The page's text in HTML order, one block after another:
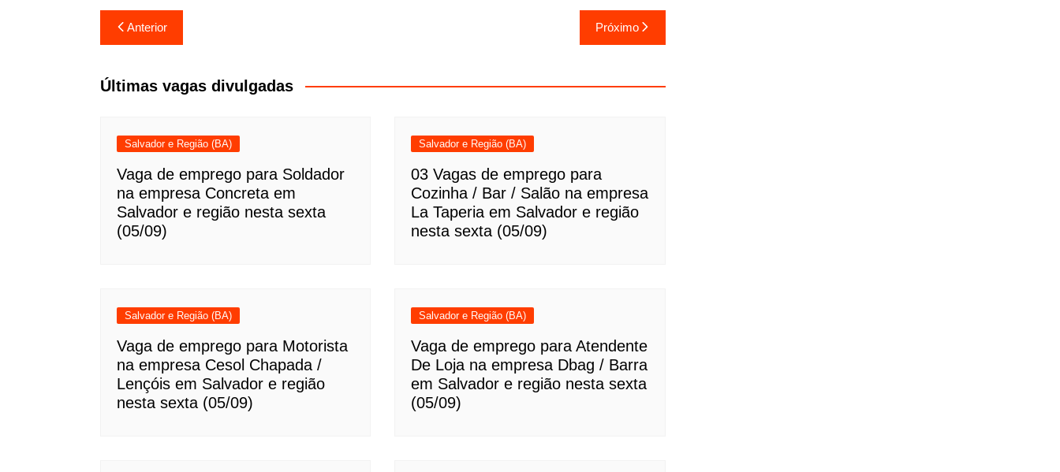
Navegação
de
Post
Anterior Próximo
Últimas vagas divulgadas
Salvador e Região (BA)
Vaga de emprego para Soldador
na empresa Concreta em
Salvador e região nesta sexta
(05/09)
Salvador e Região (BA)
03 Vagas de emprego para
Cozinha / Bar / Salão na empresa
La Taperia em Salvador e região
nesta sexta (05/09)
Salvador e Região (BA)
Vaga de emprego para Motorista
na empresa Cesol Chapada /
Lençóis em Salvador e região
nesta sexta (05/09)
Salvador e Região (BA)
Vaga de emprego para Atendente
De Loja na empresa Dbag / Barra
em Salvador e região nesta sexta
(05/09)